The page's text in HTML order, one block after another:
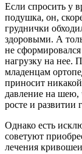
Если спросить у
подушка, он,
груднички
здоровыми. А
не
нагрузку на нее.
младенцам
приносит
давление на шею,
росте и развитии
Однако есть
советуют
лечения